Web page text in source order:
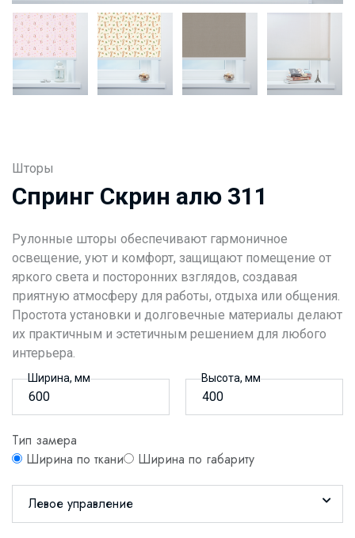
Шторы
Спринг Скрин алю 311
Рулонные шторы обеспечивают гармоничное
освещение, уют и комфорт, защищают помещение от
яркого света и посторонних взглядов, создавая
приятную атмосферу для работы, отдыха или общения.
Простота установки и долговечные материалы делают
их практичным и эстетичным решением для любого
интерьера.
Ширина, мм Высота, мм
Тип замера
Ширина по ткани
Ширина по габариту
Левое управление